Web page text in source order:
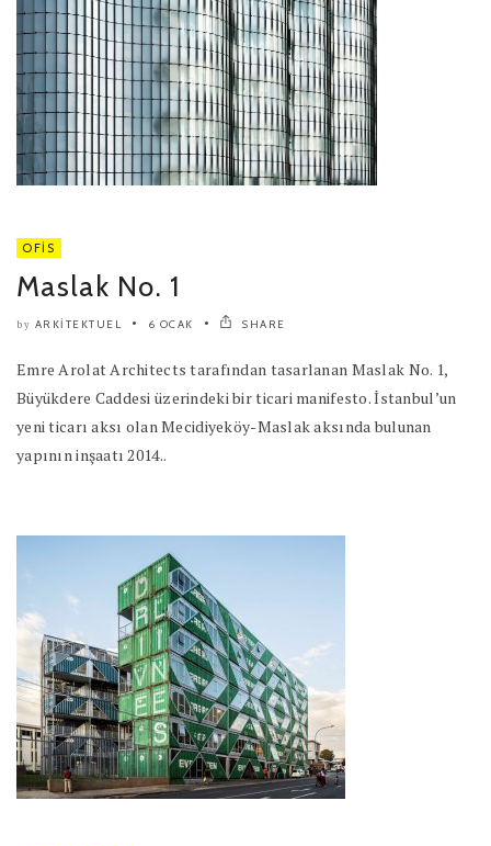
OFIS
Maslak No. 1
by ARKITEKTUEL 6 OCAK SHARE
Emre Arolat Architects tarafından tasarlanan Maslak No. 1,
Büyükdere Caddesi üzerindeki bir ticari manifesto. İstanbul’un
yeni ticarı aksı olan Mecidiyeköy-Maslak aksında bulunan
yapının inşaatı 2014..